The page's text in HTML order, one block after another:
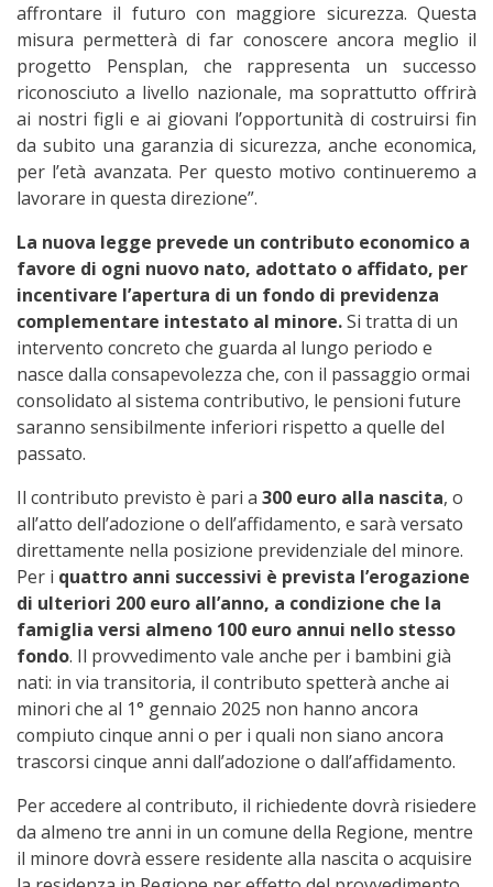
affrontare il futuro con maggiore sicurezza. Questa
misura permetterà di far conoscere ancora meglio il
progetto Pensplan, che rappresenta un successo
riconosciuto a livello nazionale, ma soprattutto offrirà
ai nostri figli e ai giovani l’opportunità di costruirsi fin
da subito una garanzia di sicurezza, anche economica,
per l’età avanzata. Per questo motivo continueremo a
lavorare in questa direzione”.
La nuova legge prevede un contributo economico a
favore di ogni nuovo nato, adottato o affidato, per
incentivare l’apertura di un fondo di previdenza
complementare intestato al minore.Si tratta di un
intervento concreto che guarda al lungo periodo e
nasce dalla consapevolezza che, con il passaggio ormai
consolidato al sistema contributivo, le pensioni future
saranno sensibilmente inferiori rispetto a quelle del
passato.
Il contributo previsto è pari a 300 euro alla nascita, o
all’atto dell’adozione o dell’affidamento, e sarà versato
direttamente nella posizione previdenziale del minore.
Per i quattro anni successivi è prevista l’erogazione
di ulteriori 200 euro all’anno, a condizione che la
famiglia versi almeno 100 euro annui nello stesso
fondo. Il provvedimento vale anche per i bambini già
nati: in via transitoria, il contributo spetterà anche ai
minori che al 1° gennaio 2025 non hanno ancora
compiuto cinque anni o per i quali non siano ancora
trascorsi cinque anni dall’adozione o dall’affidamento.
Per accedere al contributo, il richiedente dovrà risiedere
da almeno tre anni in un comune della Regione, mentre
il minore dovrà essere residente alla nascita o acquisire